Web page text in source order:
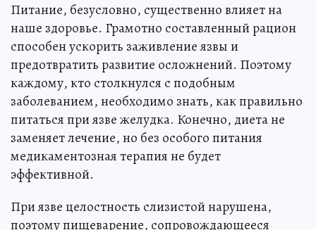
Питание, безусловно, существенно влияет на
наше здоровье. Грамотно составленный рацион
способен ускорить заживление язвы и
предотвратить развитие осложнений. Поэтому
каждому, кто столкнулся с подобным
заболеванием, необходимо знать, как правильно
питаться при язве желудка. Конечно, диета не
заменяет лечение, но без особого питания
медикаментозная терапия не будет
эффективной.
При язве целостность слизистой нарушена,
поэтому пищеварение, сопровождающееся